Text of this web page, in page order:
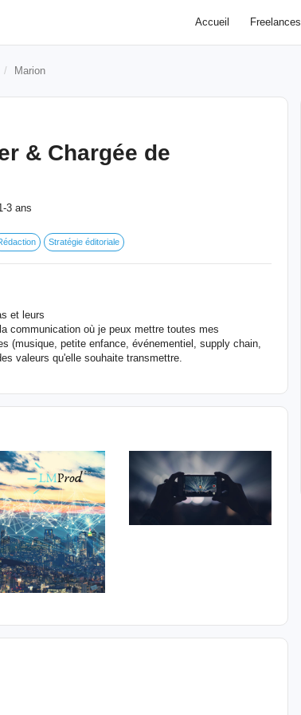
Accueil Freelances
Marion
& Chargée de
3 ans
Stratégie éditoriale
et leurs
communication où je peux mettre toutes mes
(musique, petite enfance, événementiel, supply chain,
valeurs qu'elle souhaite transmettre.